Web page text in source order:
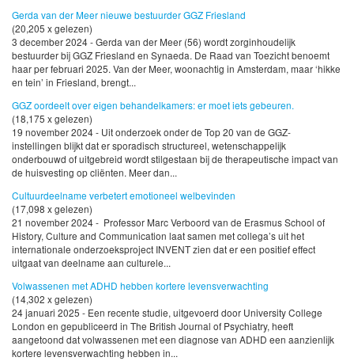
Gerda van der Meer nieuwe bestuurder GGZ Friesland
(20,205 x gelezen)
3 december 2024 - Gerda van der Meer (56) wordt zorginhoudelijk
bestuurder bij GGZ Friesland en Synaeda. De Raad van Toezicht benoemt
haar per februari 2025. Van der Meer, woonachtig in Amsterdam, maar ‘hikke
en tein’ in Friesland, brengt...
GGZ oordeelt over eigen behandelkamers: er moet iets gebeuren.
(18,175 x gelezen)
19 november 2024 - Uit onderzoek onder de Top 20 van de GGZ-
instellingen blijkt dat er sporadisch structureel, wetenschappelijk
onderbouwd of uitgebreid wordt stilgestaan bij de therapeutische impact van
de huisvesting op cliënten. Meer dan...
Cultuurdeelname verbetert emotioneel welbevinden
(17,098 x gelezen)
21 november 2024 - Professor Marc Verboord van de Erasmus School of
History, Culture and Communication laat samen met collega’s uit het
internationale onderzoeksproject INVENT zien dat er een positief effect
uitgaat van deelname aan culturele...
Volwassenen met ADHD hebben kortere levensverwachting
(14,302 x gelezen)
24 januari 2025 - Een recente studie, uitgevoerd door University College
London en gepubliceerd in The British Journal of Psychiatry, heeft
aangetoond dat volwassenen met een diagnose van ADHD een aanzienlijk
kortere levensverwachting hebben in...